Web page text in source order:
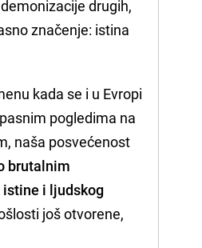
drugih,
značenje: istina
kada se i u Evropi
pogledima na
naša posvećenost
brutalnim
i ljudskog
još otvorene,